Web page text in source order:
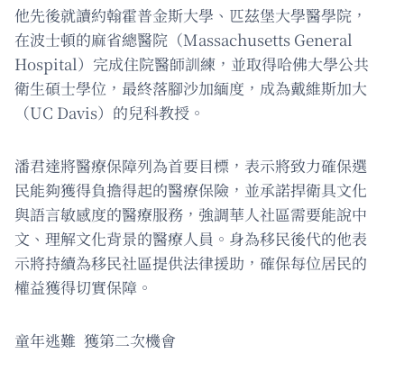
他先後就讀約翰霍普金斯大學、匹茲堡大學醫學院，
在波士頓的麻省總醫院（Massachusetts General
Hospital）完成住院醫師訓練，並取得哈佛大學公共
衛生碩士學位，最終落腳沙加緬度，成為戴維斯加大
（UC Davis）的兒科教授。
潘君達將醫療保障列為首要目標，表示將致力確保選
民能夠獲得負擔得起的醫療保險，並承諾捍衛具文化
與語言敏感度的醫療服務，強調華人社區需要能說中
文、理解文化背景的醫療人員。身為移民後代的他表
示將持續為移民社區提供法律援助，確保每位居民的
權益獲得切實保障。
童年逃難 獲第二次機會